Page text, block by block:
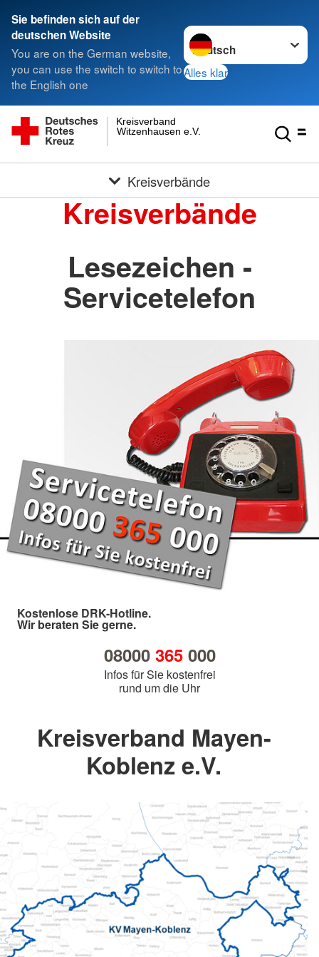
Sie befinden sich auf der
deutschen Website
You are on the German website,
you can use the switch to switch to
the English one
Sprache wechseln zu
Alles klar
Witzenhausen e.V.
Kreisverband
Kreisverbände
Kreisverbände
Lesezeichen -
Servicetelefon
Kostenlose DRK-Hotline.
Wir beraten Sie gerne.
08000 365000
Infos für Sie kostenfrei
rund um die Uhr
Kreisverband Mayen-
Koblenz e.V.